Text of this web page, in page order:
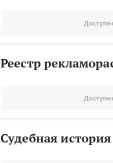
Реестр
Судебная история